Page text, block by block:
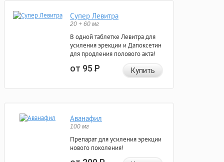
Супер Левитра
20 + 60 мг
В одной таблетке Левитра для
усиления эрекции и Дапоксетин
для продления полового акта!
от 95Р Купить
Аванафил
100 мг
Препарат для усиления эрекции
нового поколения!